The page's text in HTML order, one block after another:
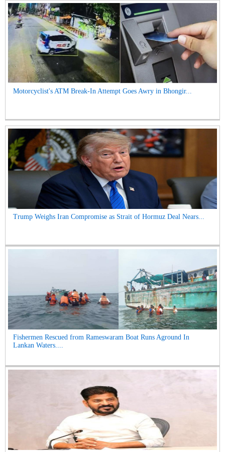
Motorcyclist's ATM Break-In Attempt Goes Awry in Bhongir...
Trump Weighs Iran Compromise as Strait of Hormuz Deal Nears...
Fishermen Rescued from Rameswaram Boat Runs Aground In
Lankan Waters....